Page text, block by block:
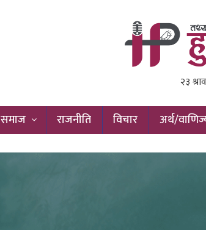
समाज राजनीति विचार अर्थ/